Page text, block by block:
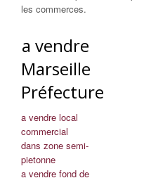
les commerces.
a vendre
Marseille
Préfecture
a vendre local
commercial
dans zone semi-
pietonne
a vendre fond de